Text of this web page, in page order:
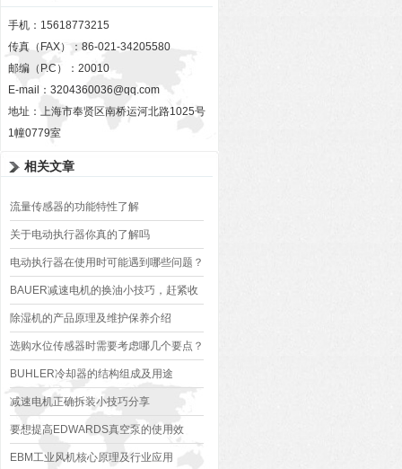
手机：15618773215
传真（FAX）：86-021-34205580
邮编（P.C）：20010
E-mail： 3204360036@qq.com
地址：上海市奉贤区南桥运河北路1025号
1幢0779室
相关文章
流量传感器的功能特性了解
关于电动执行器你真的了解吗
电动执行器在使用时可能遇到哪些问题？
如何解决？
BAUER减速电机的换油小技巧，赶紧收
藏吧！
除湿机的产品原理及维护保养介绍
选购水位传感器时需要考虑哪几个要点？
BUHLER冷却器的结构组成及用途
减速电机正确拆装小技巧分享
要想提高EDWARDS真空泵的使用效
果，来看看这些！
EBM工业风机核心原理及行业应用